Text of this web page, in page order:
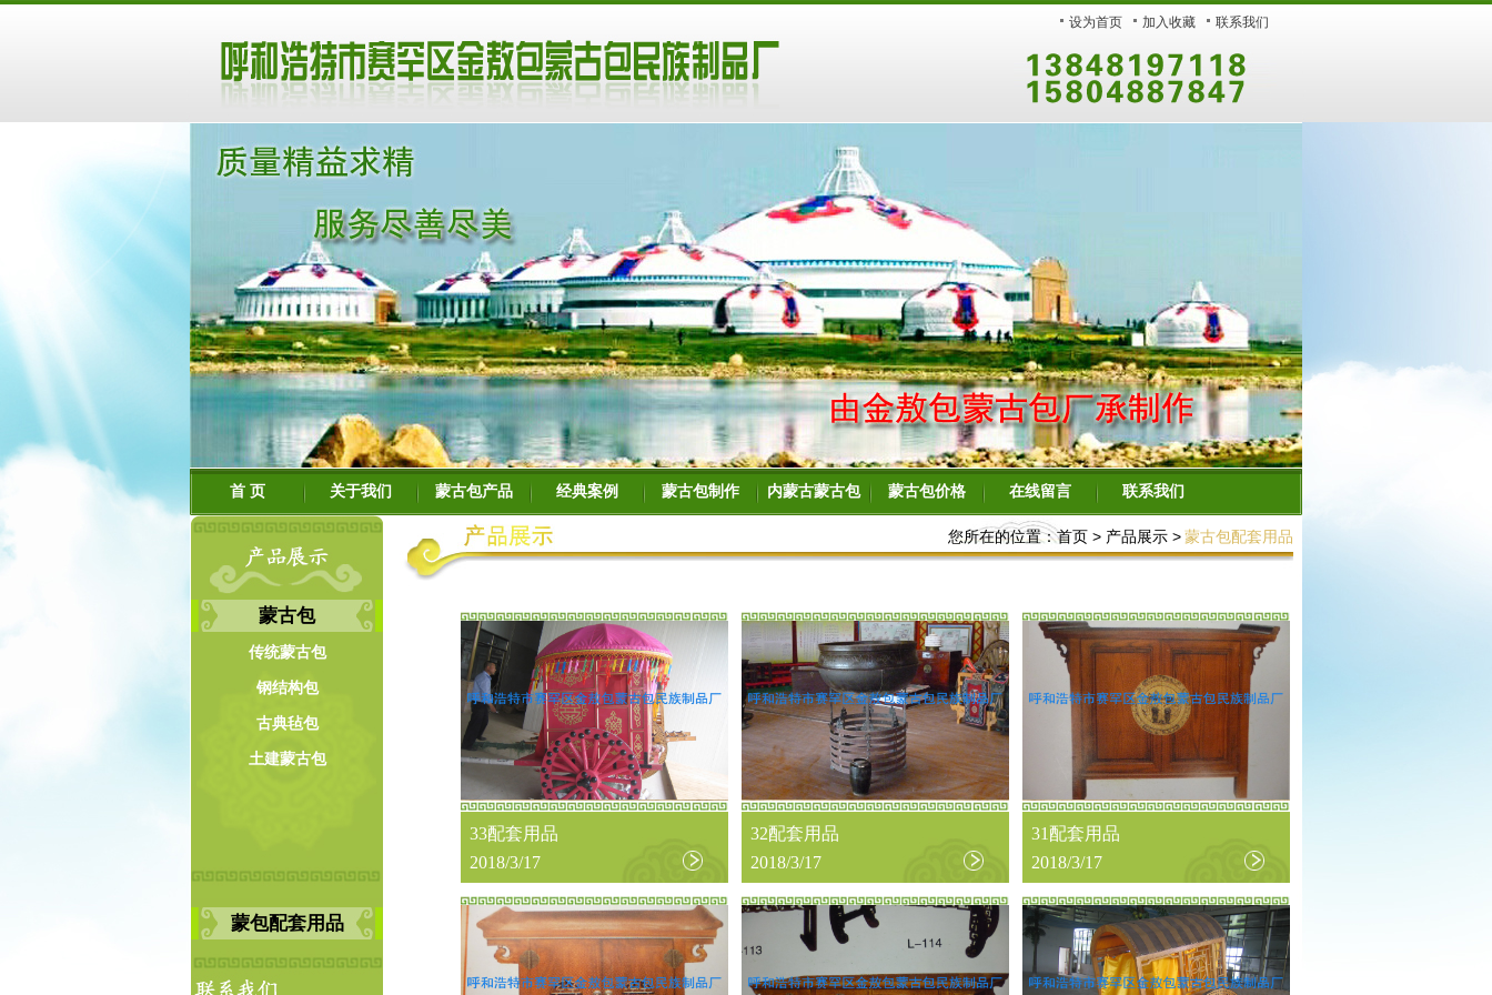
设为首页 加入收藏 联系我们
首 页 关于我们 蒙古包产品 经典案例 蒙古包制作 内蒙古蒙古包 蒙古包价格 在线留言 联系我们
蒙古包
传统蒙古包
钢结构包
古典毡包
土建蒙古包
蒙包配套用品
您所在的位置：首页> 产品展示>蒙古包配套用品
33配套用品
2018/3/17
32配套用品
2018/3/17
31配套用品
2018/3/17